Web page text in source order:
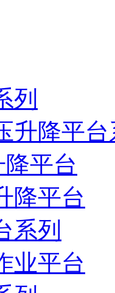
列
升降平
降平台
降平台
系列
业平台